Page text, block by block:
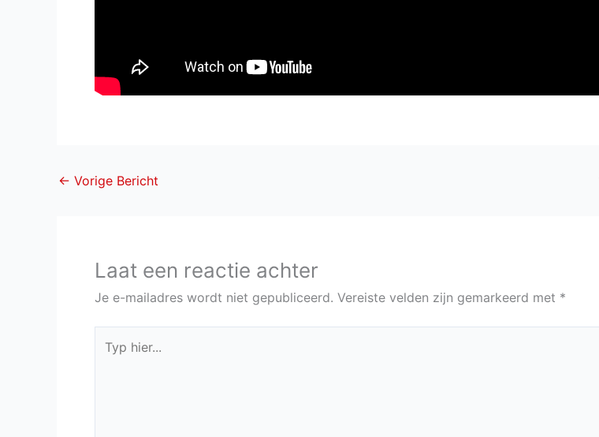
← Vorige Bericht
Laat een reactie achter
Je e-mailadres wordt niet gepubliceerd. Vereiste velden zijn gemarkeerd met *
hier...